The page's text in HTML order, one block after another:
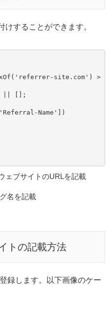
することができます。
'referrer-site.com' ) > -
|| [];
'Referral-Name' ])
ェブサイトのURLを記載
名を記載
トの記載方法
録します。以下画像のケー